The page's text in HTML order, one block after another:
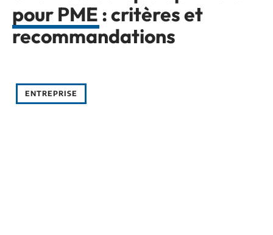
pour PME : critères et
recommandations
ENTREPRISE